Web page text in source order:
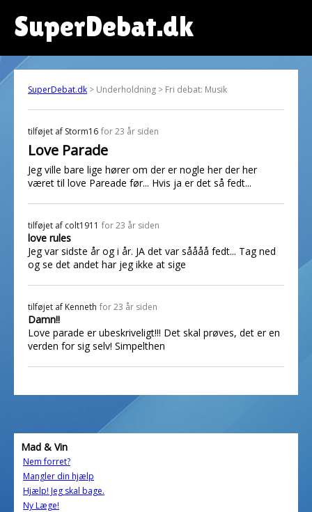
SuperDebat.dk
SuperDebat.dk > Underholdning > Fri debat: Musik
tilføjet af Storm16 for 23 år siden
Love Parade
Jeg ville bare lige hører om der er nogle her der her
været til love Pareade før... Hvis ja er det så fedt...
tilføjet af colt1911 for 23 år siden
love rules
Jeg var sidste år og i år. JA det var såååå fedt... Tag ned
og se det andet har jeg ikke at sige
tilføjet af Kenneth for 23 år siden
Damn!!
Love parade er ubeskriveligt!!! Det skal prøves, det er en
verden for sig selv! Simpelthen
Mad & Vin
Nem forret?
Mangler din hjælp
Hjælp! Jeg skal bage.
Ny Læge!